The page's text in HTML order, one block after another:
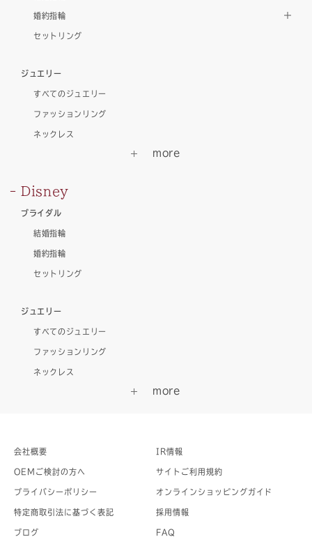
婚約指輪
セットリング
ジュエリー
すべてのジュエリー
ファッションリング
ネックレス
Disney
ブライダル
結婚指輪
婚約指輪
セットリング
ジュエリー
すべてのジュエリー
ファッションリング
ネックレス
会社概要 IR情報
OEMご検討の方へ サイトご利用規約
プライバシーポリシー オンラインショッピングガイド
特定商取引法に基づく表記 採用情報
ブログ FAQ